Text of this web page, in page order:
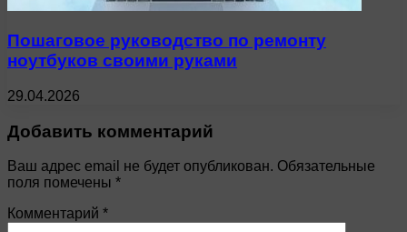
Пошаговое руководство по ремонту
ноутбуков своими руками
29.04.2026
Добавить комментарий
Ваш адрес email не будет опубликован. Обязательные
поля помечены *
Комментарий *